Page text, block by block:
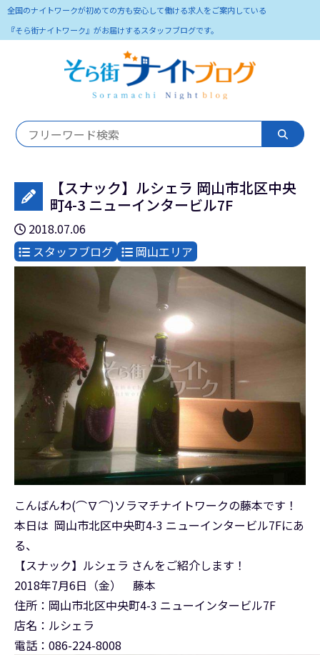
全国のナイトワークが初めての方も安心して働ける求人をご案内している
『そら街ナイトワーク』がお届けするスタッフブログです。
【スナック】ルシェラ 岡山市北区中央
町4-3 ニューインタービル7F
2018.07.06
スタッフブログ
岡山エリア
こんばんわ(⌒∇⌒)ソラマチナイトワークの藤本です！
本日は 岡山市北区中央町4-3 ニューインタービル7Fにあ
る、
【スナック】ルシェラ さんをご紹介します！
2018年7月6日（金） 藤本
住所：岡山市北区中央町4-3 ニューインタービル7F
店名：ルシェラ
電話：086-224-8008